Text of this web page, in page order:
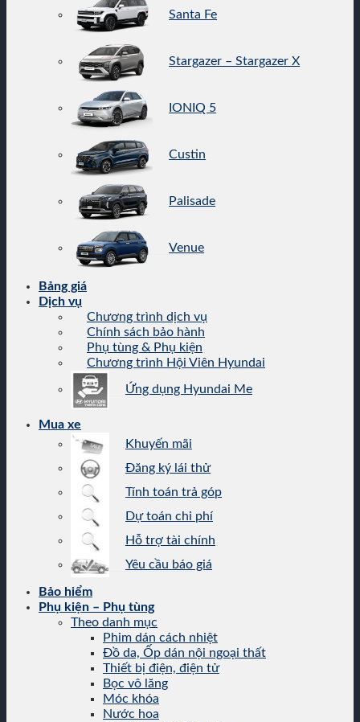
Santa Fe
Stargazer – Stargazer X
IONIQ 5
Custin
Palisade
Venue
Bảng giá
Dịch vụ
Chương trình dịch vụ
Chính sách bảo hành
Phụ tùng & Phụ kiện
Chương trình Hội Viên Hyundai
Ứng dụng Hyundai Me
Mua xe
Khuyến mãi
Đăng ký lái thử
Tính toán trả góp
Dự toán chi phí
Hỗ trợ tài chính
Yêu cầu báo giá
Bảo hiểm
Phụ kiện – Phụ tùng
Theo danh mục
Phim dán cách nhiệt
Đồ da, Ốp dán nội ngoại thất
Thiết bị điện, điện tử
Bọc vô lăng
Móc khóa
Nước hoa